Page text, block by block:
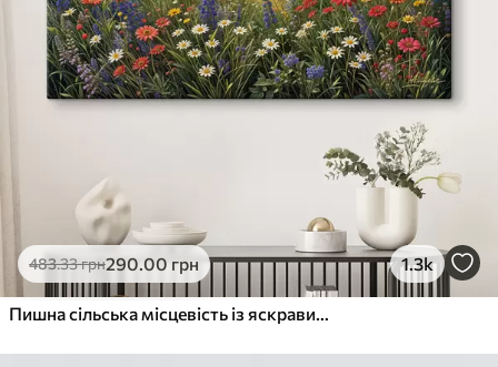
483.33грн290.00 грн 1.3k
Пишна сільська місцевість із яскравим лугом диких квітів, наповненим різнокольоровими квітами під хмарним небом